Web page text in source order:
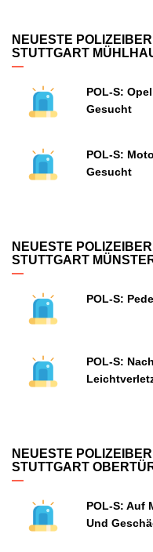
NEUESTE
STUTTGART
POL-S:
Gesucht
POL-S:
Gesucht
NEUESTE
STUTTGART
POL-S:
POL-S:
NEUESTE
STUTTGART
POL-S: Auf
Und